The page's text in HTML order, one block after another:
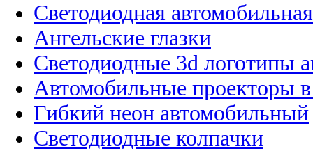
Светодиодная
Ангельские глазки
Светодиодные 3d логотипы
Автомобильные проекторы
Гибкий неон автомобильный
Светодиодные колпачки